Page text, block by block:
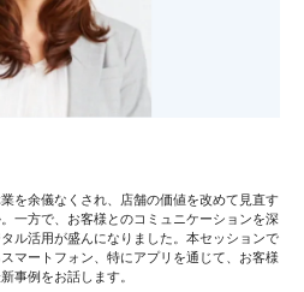
を余儀なくされ、店舗の価値を改めて見直す
一方で、お客様とのコミュニケーションを深
ル活用が盛んになりました。本セッションで
マートフォン、特にアプリを通じて、お客様
事例をお話します。